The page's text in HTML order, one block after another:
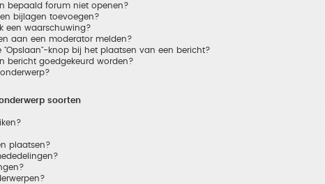
bepaald forum niet openen?
bijlagen toevoegen?
een waarschuwing?
aan een moderator melden?
"Opslaan"-knop bij het plaatsen van een bericht?
bericht goedgekeurd worden?
soorten
plaatsen?